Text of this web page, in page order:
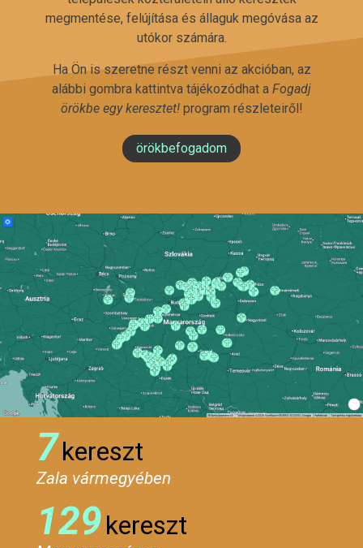
megmentése, felújítása és állaguk megóvása az
utókor számára.
Ha Ön is szeretne részt venni az akcióban, az
alábbi gombra kattintva tájékozódhat a Fogadj
örökbe egy keresztet!program részleteiről!
örökbefogadom
7kereszt
Zala vármegyében
129kereszt